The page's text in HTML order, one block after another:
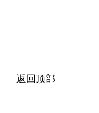
返回顶部